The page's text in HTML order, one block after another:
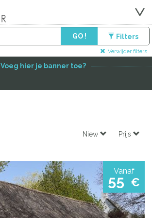
GO ! Filters
Verwijder filters
Voeg hier je banner toe?
Niew
Prijs
Vanaf
55 €